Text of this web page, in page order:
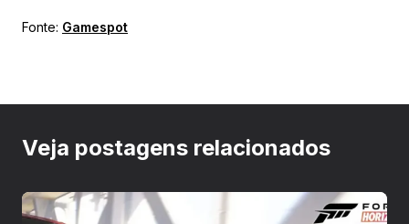
Fonte: Gamespot
Veja postagens relacionados